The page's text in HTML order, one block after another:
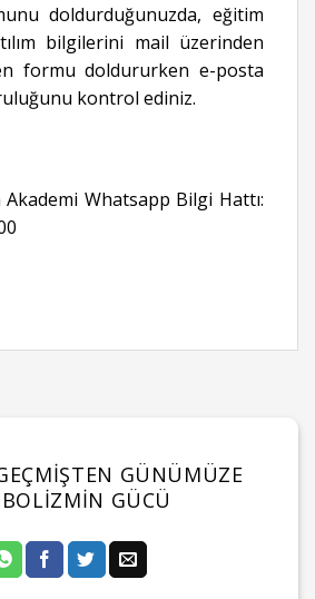
doldurduğunuzda, eğitim
bilgilerini mail üzerinden
formu doldururken e-posta
kontrol ediniz.
Whatsapp Bilgi Hattı:
GÜNÜMÜZE
GÜCÜ